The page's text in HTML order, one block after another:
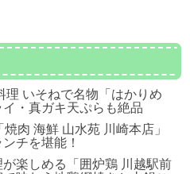
理 いそねで名物「はかりめ
・真ガキ天ぷらも絶品
肉 海鮮 山水苑 川崎本店」
チを堪能！
が楽しめる「囲炉鶏 川越駅前